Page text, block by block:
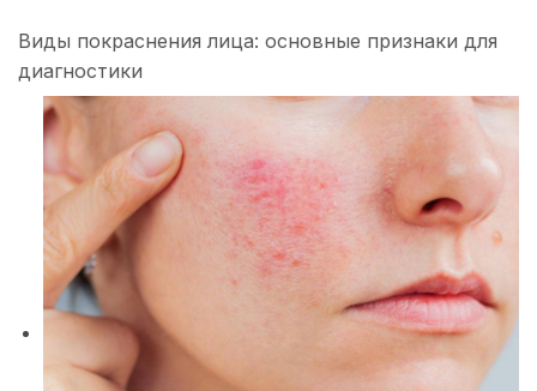
Виды покраснения лица: основные признаки для
диагностики